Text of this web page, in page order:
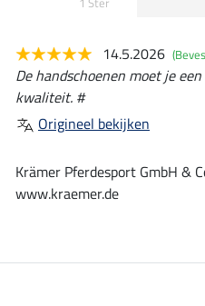
14.5.2026
De handschoenen moet je
kwaliteit. #
Origineel bekijken
Krämer Pferdesport GmbH &
www.kraemer.de